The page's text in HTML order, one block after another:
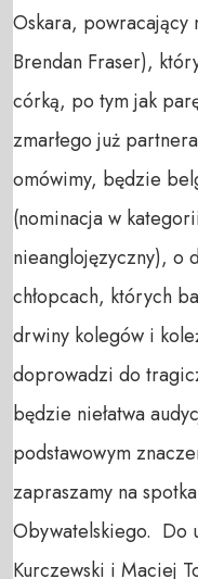
Oskara, powracający
Brendan Fraser),
córką, po tym jak
zmarłego już
omówimy, będzie
(nominacja w
nieanglojęzyczny), o
chłopcach, których
drwiny kolegów i
doprowadzi do
będzie niełatwa
podstawowym
zapraszamy na
Obywatelskiego. Do
Kurczewski i Maciej